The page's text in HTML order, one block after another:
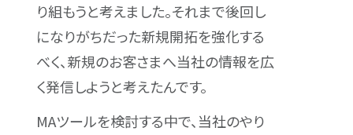
り組もうと考えました。それまで後回し
になりがちだった新規開拓を強化する
べく、新規のお客さまへ当社の情報を広
く発信しようと考えたんです。
MAツールを検討する中で、当社のやり